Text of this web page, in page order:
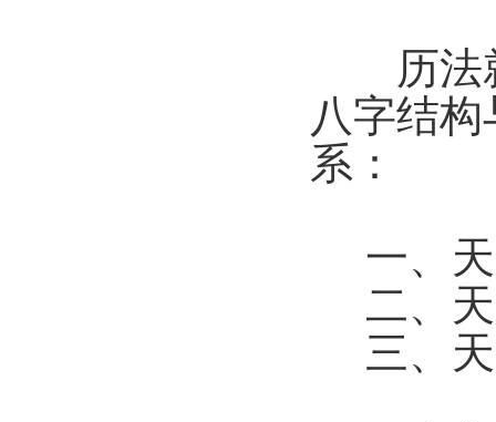
历法就
八字结
系：
一、天
二、天
三、天